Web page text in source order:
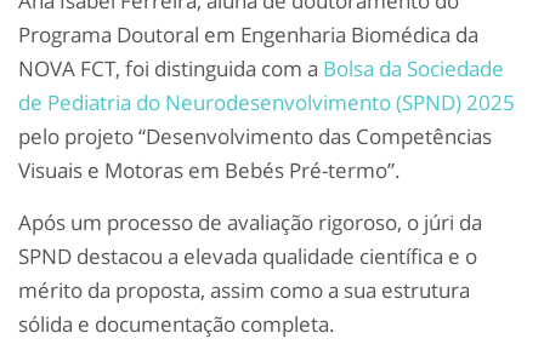
Programa Doutoral em Engenharia Biomédica da
NOVA FCT, foi distinguida com a Bolsa da Sociedade
de Pediatria do Neurodesenvolvimento (SPND) 2025
pelo projeto “Desenvolvimento das Competências
Visuais e Motoras em Bebés Pré-termo”.
Após um processo de avaliação rigoroso, o júri da
SPND destacou a elevada qualidade científica e o
mérito da proposta, assim como a sua estrutura
sólida e documentação completa.